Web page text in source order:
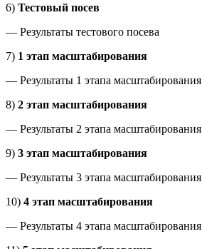
6) Тестовый посев
— Результаты тестового посева
7) 1 этап масштабирования
— Результаты 1 этапа масштабирования
8) 2 этап масштабирования
— Результаты 2 этапа масштабирования
9) 3 этап масштабирования
— Результаты 3 этапа масштабирования
10) 4 этап масштабирования
— Результаты 4 этапа масштабирования